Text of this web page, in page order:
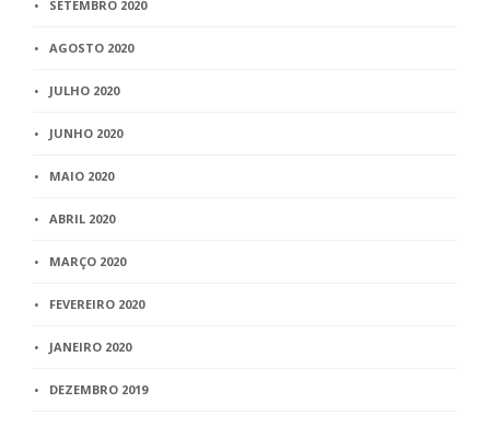
SETEMBRO 2020
AGOSTO 2020
JULHO 2020
JUNHO 2020
MAIO 2020
ABRIL 2020
MARÇO 2020
FEVEREIRO 2020
JANEIRO 2020
DEZEMBRO 2019